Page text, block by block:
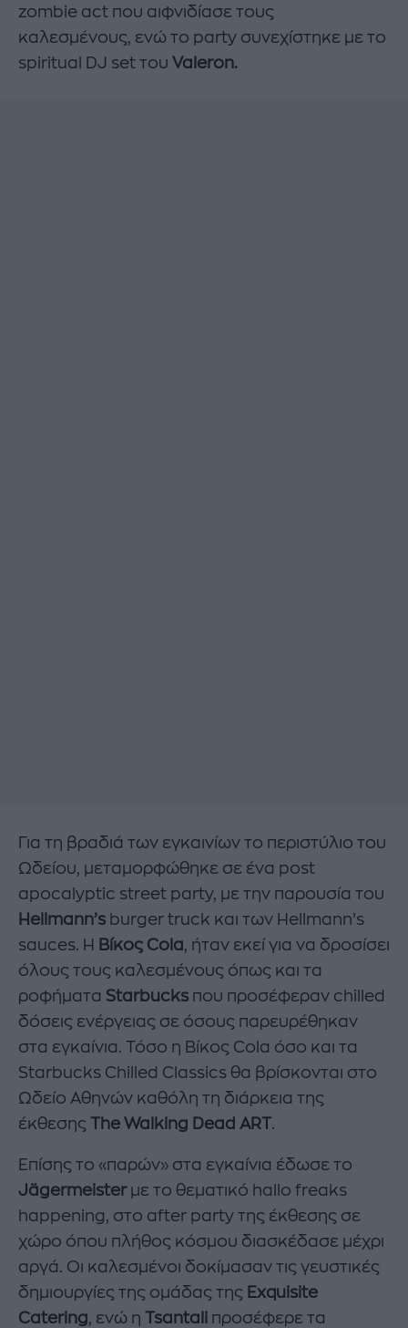
zombie act που αιφνιδίασε τους
καλεσμένους, ενώ το party συνεχίστηκε με το
spiritual DJ set του Valeron.
Για τη βραδιά των εγκαινίων το περιστύλιο του
Ωδείου, μεταμορφώθηκε σε ένα post
apocalyptic street party, με την παρουσία του
Hellmann’s burger truck και των Hellmann’s
sauces. Η Βίκος Cola, ήταν εκεί για να δροσίσει
όλους τους καλεσμένους όπως και τα
ροφήματα Starbucks που προσέφεραν chilled
δόσεις ενέργειας σε όσους παρευρέθηκαν
στα εγκαίνια. Τόσο η Βίκος Cola όσο και τα
Starbucks Chilled Classics θα βρίσκονται στο
Ωδείο Αθηνών καθόλη τη διάρκεια της
έκθεσης The Walking Dead ART.
Επίσης το «παρών» στα εγκαίνια έδωσε το
Jägermeisterμε το θεματικό hallo freaks
happening, στο after party της έκθεσης σε
χώρο όπου πλήθος κόσμου διασκέδασε μέχρι
αργά. Οι καλεσμένοι δοκίμασαν τις γευστικές
δημιουργίες της ομάδας της Exquisite
Catering, ενώ η Tsantali
προσέφερε τα